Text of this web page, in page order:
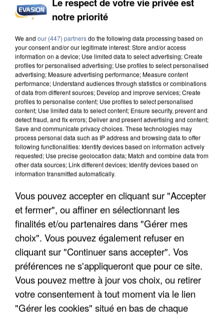
INCENDIES : L’ÎLE-DE-FRANCE LANCE UN ÉLAN
APRÈS TOUTES CES CANICULES, LES REFUGES
DE FAUNE SAUVAGE SONT...
notre priorité
We and our (447) partnersdo the following data processing based on
your consent and/or our legitimate interest: Store and/or access
information on a device; Use limited data to select advertising; Create
profiles for personalised advertising; Use profiles to select personalised
advertising; Measure advertising performance; Measure content
performance; Understand audiences through statistics or combinations
of data from different sources; Develop and improve services; Create
profiles to personalise content; Use profiles to select personalised
content; Use limited data to select content; Ensure security, prevent and
detect fraud, and fix errors; Deliver and present advertising and content;
Save and communicate privacy choices. These technologies may
process personal data such as IP address and browsing data to offer
following functionalities: Identify devices based on information actively
requested; Use precise geolocation data; Match and combine data from
other data sources; Link different devices; Identify devices based on
information transmitted automatically.
Vous pouvez accepter en cliquant sur "Accepter
et fermer", ou affiner en sélectionnant les
finalités et/ou partenaires dans "Gérer mes
choix". Vous pouvez également refuser en
cliquant sur "Continuer sans accepter". Vos
préférences ne s'appliqueront que pour ce site.
Vous pouvez mettre à jour vos choix, ou retirer
votre consentement à tout moment via le lien
"Gérer les cookies" situé en bas de chaque